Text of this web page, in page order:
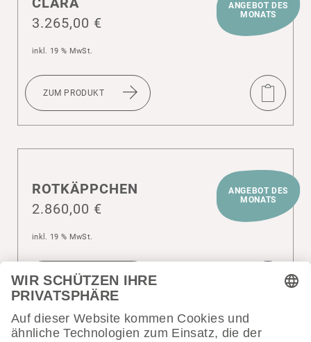
ANGEBOT DES
MONATS
3.265,00 €
inkl. 19 % MwSt.
ZUM PRODUKT
ANGEBOT DES
MONATS
ROTKÄPPCHEN
2.860,00 €
inkl. 19 % MwSt.
ZUM PRODUKT